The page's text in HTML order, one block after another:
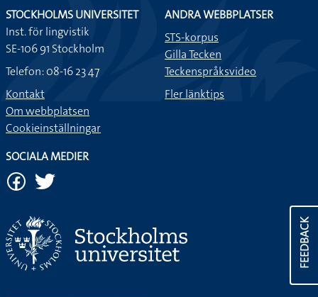
FEEDBACK
STOCKHOLMS UNIVERSITET
Inst. för lingvistik
SE-106 91 Stockholm
Telefon: 08-16 23 47
Kontakt
Om webbplatsen
Cookieinställningar
ANDRA WEBBPLATSER
STS-korpus
Gilla Tecken
Teckenspråksvideo
Fler länktips
SOCIALA MEDIER